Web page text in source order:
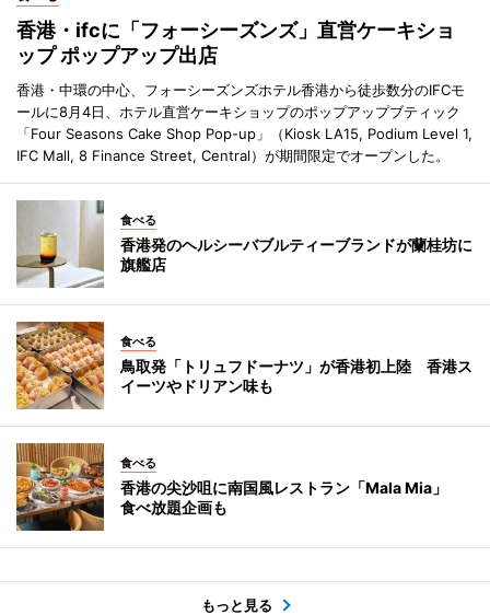
香港・ifcに「フォーシーズンズ」直営ケーキショ
ップ ポップアップ出店
香港・中環の中心、フォーシーズンズホテル香港から徒歩数分のIFCモ
ールに8月4日、ホテル直営ケーキショップのポップアップブティック
「Four Seasons Cake Shop Pop-up」（Kiosk LA15, Podium Level 1,
IFC Mall, 8 Finance Street, Central）が期間限定でオープンした。
食べる
香港発のヘルシーバブルティーブランドが蘭桂坊に
旗艦店
食べる
鳥取発「トリュフドーナツ」が香港初上陸 香港ス
イーツやドリアン味も
食べる
香港の尖沙咀に南国風レストラン「Mala Mia」
食べ放題企画も
もっと見る